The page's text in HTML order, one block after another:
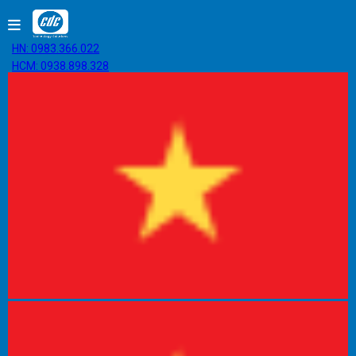
HN: 0983.366.022
HCM: 0938.898.328